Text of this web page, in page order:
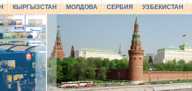
КЫРГЫЗСТАН МОЛДОВА СЕРБИЯ УЗБЕКИСТАН